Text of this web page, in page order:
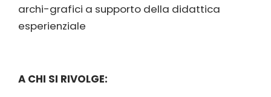
archi-grafici a supporto della didattica
esperienziale
A CHI SI RIVOLGE: